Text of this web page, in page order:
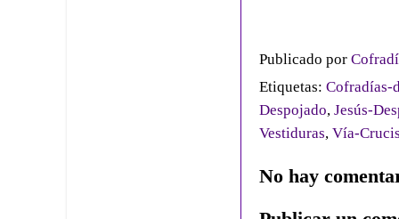
Publicado por
Etiquetas: Cofradías-
Despojado, Jesús-
Vestiduras, Vía-
No hay